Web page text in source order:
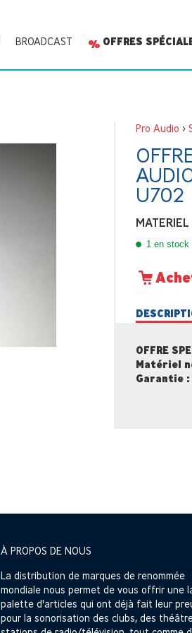
BROADCAST OFFRES
Pro Audio >
U702
1 en stock
OFFRE
Matériel
Garantie :
À PROPOS DE NOUS
La distribution de marques de renommée
mondiale nous permet de vous offrir une
palette d'articles qui ont déjà fait leur
pour la sonorisation des clubs, des